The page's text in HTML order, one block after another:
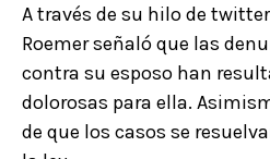
A través de su hilo de
Roemer señaló que las
contra su esposo han
dolorosas para ella.
de que los casos se